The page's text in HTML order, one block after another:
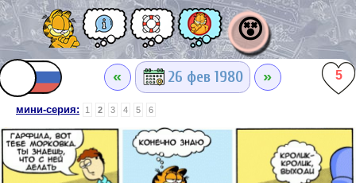
😵
« 26 фев 1980 » 5
мини-серия: 1 2 3 4 5 6